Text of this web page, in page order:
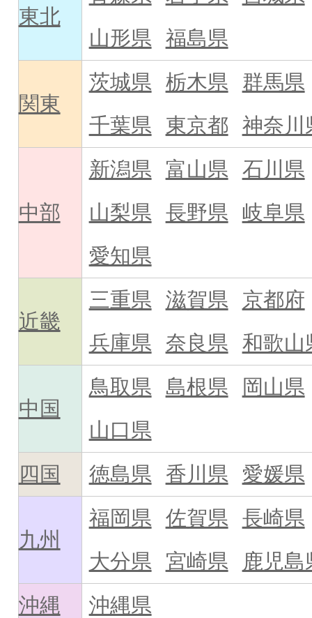
東北
山形県 福島県
関東
茨城県 栃木県
群馬県
千葉県
東京都 神奈川
中部
新潟県 富山県 石川県
山梨県 長野県 岐阜県
愛知県
近畿
三重県 滋賀県
京都府
兵庫県
奈良県 和歌山
中国
鳥取県 島根県
岡山県
山口県
四国
徳島県 香川県 愛媛県
九州
福岡県 佐賀県 長崎県
大分県
宮崎県
鹿児島
沖縄
沖縄県